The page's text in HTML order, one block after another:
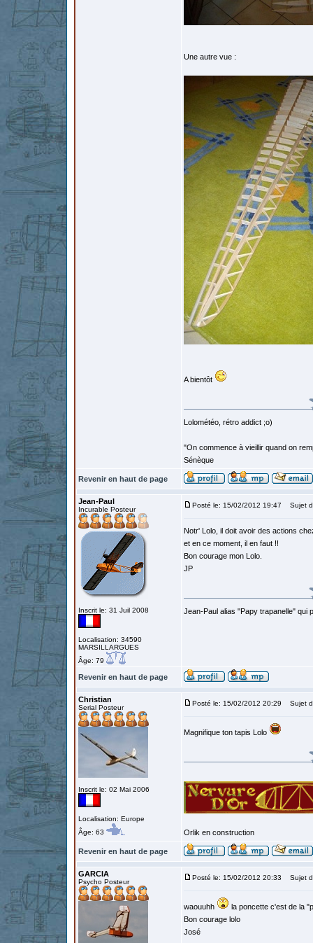
Une autre vue :
A bientôt
Lolométéo, rétro addict ;o)
"On commence à vieillir quand on
Sénèque
Revenir en haut de page
Jean-Paul
Incurable Posteur
Inscrit le: 31 Juil 2008
Localisation: 34590
MARSILLARGUES
Âge: 79
Posté le: 15/02/2012 19:47 Sujet
Notr' Lolo, il doit avoir des actions
et en ce moment, il en faut !!
Bon courage mon Lolo.
JP
Jean-Paul alias "Papy trapanelle" qui
Revenir en haut de page
Christian
Serial Posteur
Inscrit le: 02 Mai 2006
Localisation: Europe
Âge: 63
Posté le: 15/02/2012 20:29 Sujet
Magnifique ton tapis Lolo
Orlik en construction
Revenir en haut de page
GARCIA
Psycho Posteur
Posté le: 15/02/2012 20:33 Sujet
waouuhh
la poncette c'est de la
Bon courage lolo
José